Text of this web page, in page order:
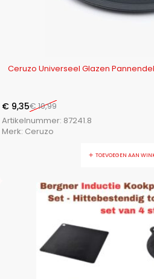
Ceruzo Universeel Glazen
€10,99
€ 9,35
Artikelnummer: 87241.8
Merk: Ceruzo
TOEVOEGEN AAN